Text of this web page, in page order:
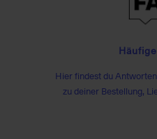
Hier findest du
zu deiner Bestellung,